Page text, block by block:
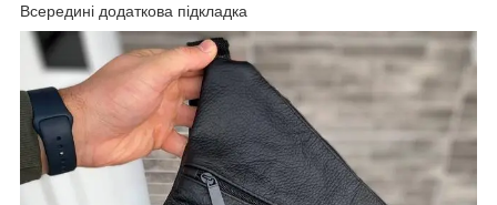
Всередині додаткова підкладка